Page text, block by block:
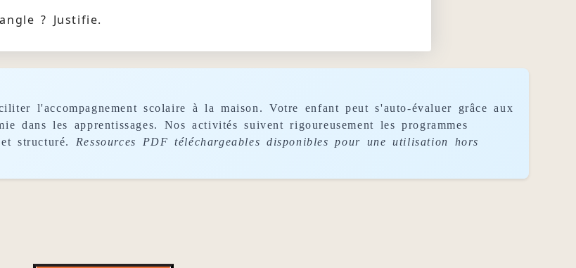
? Justifie.
l'accompagnement scolaire à la maison. Votre enfant peut s'auto-évaluer grâce aux
dans les apprentissages. Nos activités suivent rigoureusement les programmes
structuré. Ressources PDF téléchargeables disponibles pour une utilisation hors